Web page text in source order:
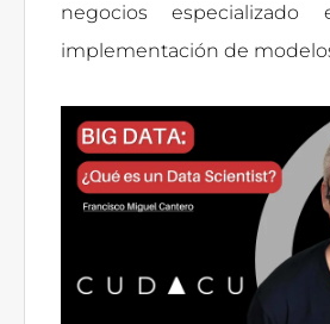
negocios
implementación de